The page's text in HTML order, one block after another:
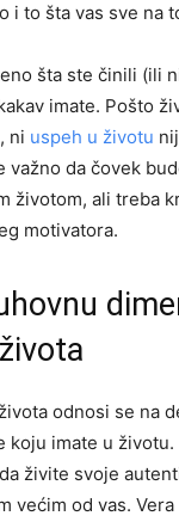
i to šta vas sve na
šta ste činili (ili
imate. Pošto
ni uspeh u životu
važno da čovek
životom, ali treba
motivatora.
odnosi se na
koju imate u životu.
živite svoje
većim od vas.